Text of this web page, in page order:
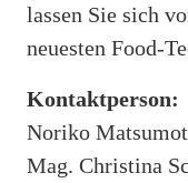
lassen Sie sich
neuesten Food-
Kontaktperson:
Noriko
Mag. Christina